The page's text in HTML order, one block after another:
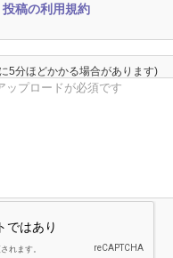
投稿の利用規約
5分ほどかかる場合があります)